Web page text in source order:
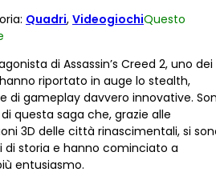
Quadri, VideogiochiQuesto
di Assassin’s Creed 2, uno dei
riportato in auge lo stealth,
di gameplay davvero innovative.
questa saga che, grazie alle
3D delle città rinascimentali, si
di storia e hanno cominciato a
entusiasmo.